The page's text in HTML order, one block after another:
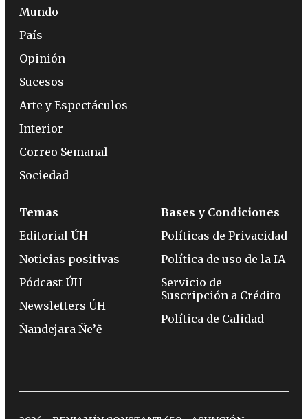
Mundo
País
Opinión
Sucesos
Arte y Espectáculos
Interior
Correo Semanal
Sociedad
Temas
Editorial ÚH
Noticias positivas
Pódcast ÚH
Newsletters ÚH
Ñandejara Ñe’ẽ
Bases y Condiciones
Políticas de Privacidad
Política de uso de la IA
Servicio de
Suscripción a Crédito
Política de Calidad